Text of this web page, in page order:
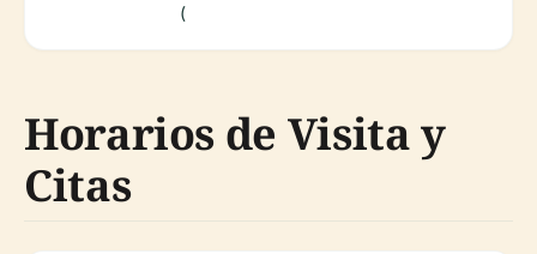
(
Horarios de Visita y
Citas